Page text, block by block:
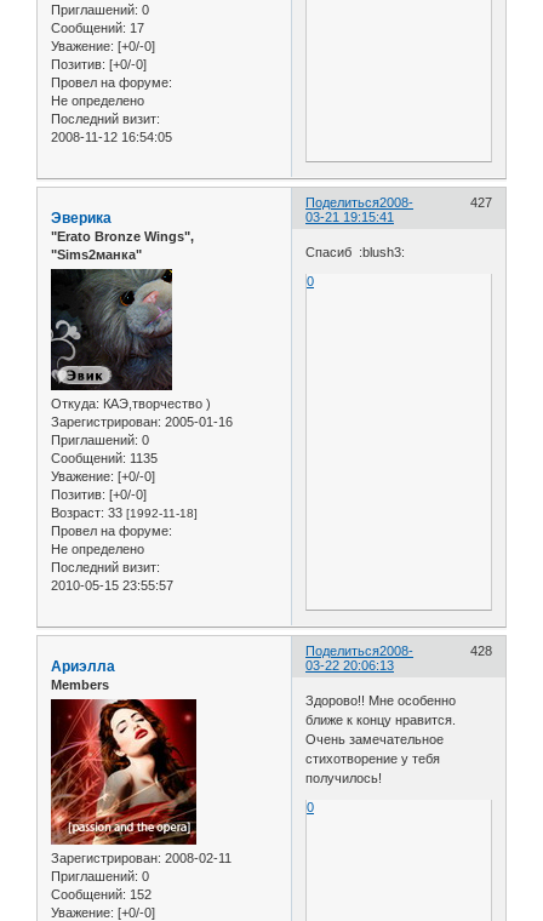
Приглашений: 0
Сообщений: 17
Уважение: [+0/-0]
Позитив: [+0/-0]
Провел на форуме:
Не определено
Последний визит:
2008-11-12 16:54:05
Поделиться 427
2008-
03-21 19:15:41
Эверика
"Erato Bronze Wings",
"Sims2манка"
Откуда: КАЭ,творчество )
Зарегистрирован: 2005-01-16
Приглашений: 0
Сообщений: 1135
Уважение: [+0/-0]
Позитив: [+0/-0]
Возраст: 33 [1992-11-18]
Провел на форуме:
Не определено
Последний визит:
2010-05-15 23:55:57
Спасиб :blush3:
0
Поделиться 428
2008-
03-22 20:06:13
Ариэлла
Members
Зарегистрирован: 2008-02-11
Приглашений: 0
Сообщений: 152
Уважение: [+0/-0]
Здорово!! Мне особенно
ближе к концу нравится.
Очень замечательное
стихотворение у тебя
получилось!
0